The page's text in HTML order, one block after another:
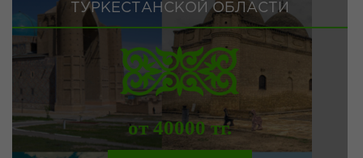
ТУРКЕСТАНСКОЙ ОБЛАСТИ
от 40000 тг.